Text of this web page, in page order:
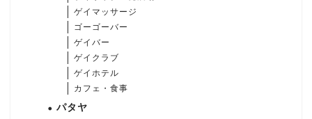
ゲイマッサージ
ゴーゴーバー
ゲイバー
ゲイクラブ
ゲイホテル
カフェ・食事
パタヤ